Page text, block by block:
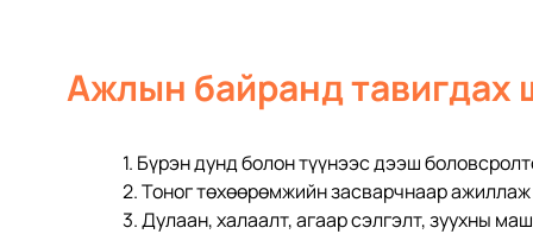
Ажлын байранд тавигдах
1. Бүрэн дунд болон түүнээс дээш
2. Тоног төхөөрөмжийн засварчнаар
3. Дулаан, халаалт, агаар сэлгэлт, зуухны